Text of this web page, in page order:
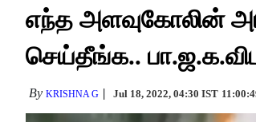
எந்த அளவுகோலின்
செய்தீங்க..
By KRISHNA G Jul 18, 2022, 04:30 IST